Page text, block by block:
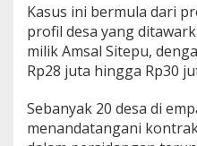
Kasus ini bermula dari
profil desa yang
milik Amsal Sitepu,
Rp28 juta hingga Rp30
Sebanyak 20 desa di
menandatangani